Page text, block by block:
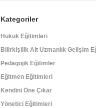
Kategoriler
Hukuk Eğitimleri
Bilirkişilik Alt Uzmanlık Gelişim
Pedagojik Eğitimler
Eğitmen Eğitimleri
Kendini Öne Çıkar
Yönetici Eğitimleri